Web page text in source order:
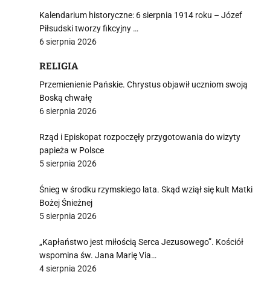
Kalendarium historyczne: 6 sierpnia 1914 roku – Józef
Piłsudski tworzy fikcyjny …
6 sierpnia 2026
RELIGIA
Przemienienie Pańskie. Chrystus objawił uczniom swoją
Boską chwałę
6 sierpnia 2026
Rząd i Episkopat rozpoczęły przygotowania do wizyty
papieża w Polsce
5 sierpnia 2026
Śnieg w środku rzymskiego lata. Skąd wziął się kult Matki
Bożej Śnieżnej
5 sierpnia 2026
„Kapłaństwo jest miłością Serca Jezusowego”. Kościół
wspomina św. Jana Marię Via…
4 sierpnia 2026